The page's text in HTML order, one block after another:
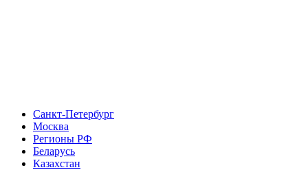
Санкт-Петербург
Москва
Регионы РФ
Беларусь
Казахстан